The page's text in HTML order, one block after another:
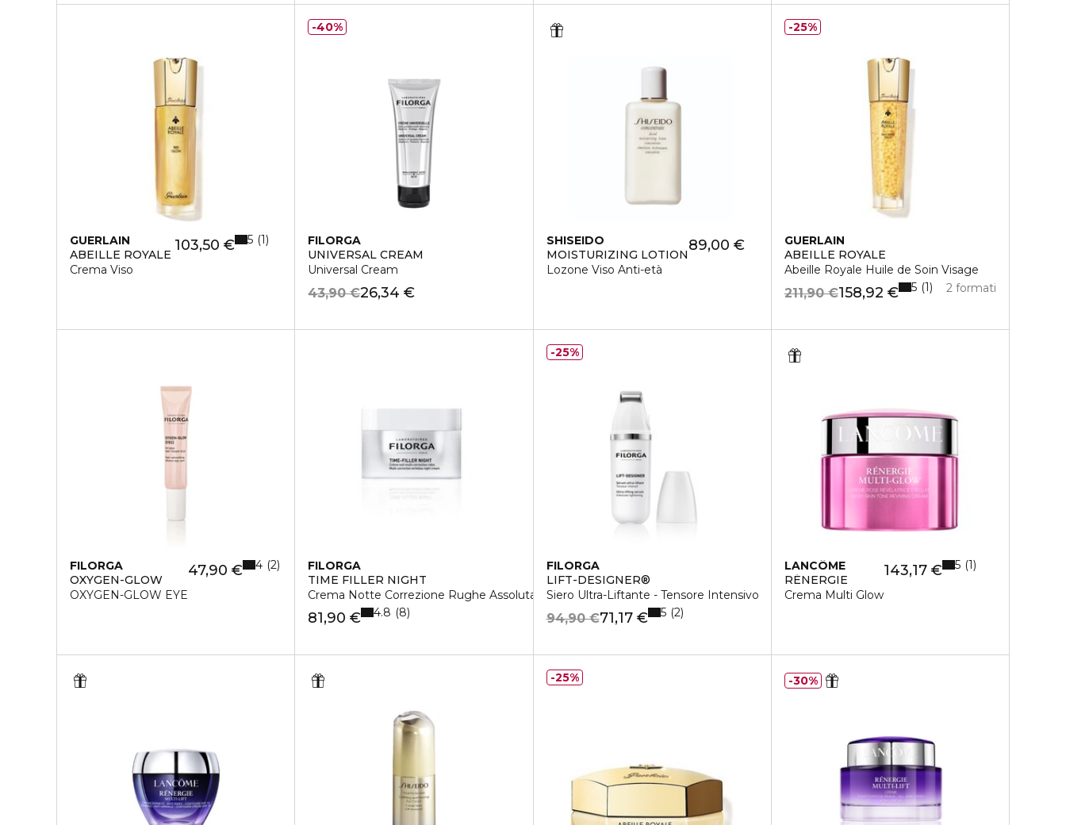
GUERLAIN
ABEILLE ROYALE
Crema Viso
103,50 € 5 1
FILORGA
UNIVERSAL CREAM
Universal Cream
26,34 €
43,90 €
40%
SHISEIDO
MOISTURIZING LOTION
Lozone Viso Anti-età
89,00 €
GUERLAIN
ABEILLE ROYALE
Abeille Royale Huile de Soin Visage
158,92 €
211,90 € 2 formati
5 1
25%
FILORGA
OXYGEN-GLOW
OXYGEN-GLOW EYE
47,90 € 4 2
FILORGA
TIME FILLER NIGHT
Crema Notte Correzione Rughe Assoluta
81,90 € 4.8 8
FILORGA
LIFT-DESIGNER®
Siero Ultra-Liftante - Tensore Intensivo
71,17 €
94,90 € 5 2
25%
LANCÔME
RÉNERGIE
Crema Multi Glow
143,17 € 5 1
25% 30%